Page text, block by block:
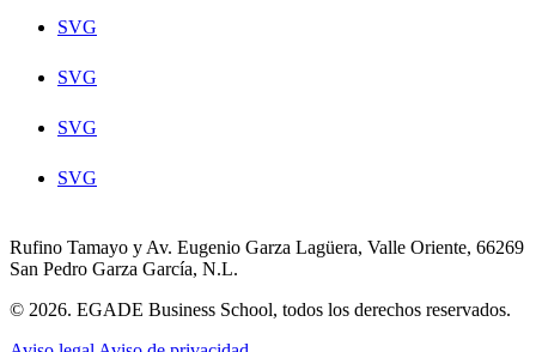
SVG
SVG
SVG
SVG
Rufino Tamayo y Av. Eugenio Garza Lagüera, Valle Oriente, 66269
San Pedro Garza García, N.L.
© 2026. EGADE Business School, todos los derechos reservados.